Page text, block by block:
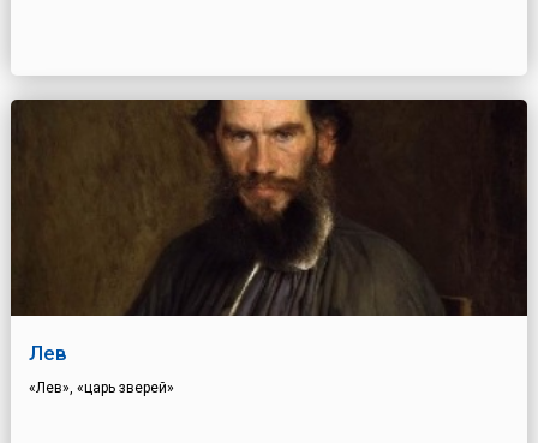
Лев
«Лев», «царь зверей»